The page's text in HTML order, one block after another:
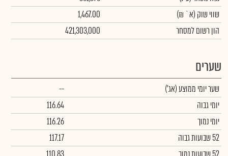
שווי שוק (א` ₪)
1,467.00
הון רשום למסחר
421,303,000
שערים
שער יומי ממוצע(אג')
--
יומי גבוה
116.64
יומי נמוך
116.26
52 שבועות גבוה
117.17